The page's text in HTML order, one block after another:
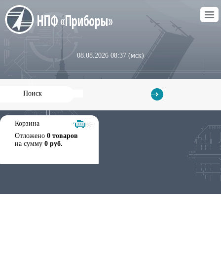
08.08.2026 08:37 (мск)
Корзина
Отложено 0 товаров
на сумму 0 руб.